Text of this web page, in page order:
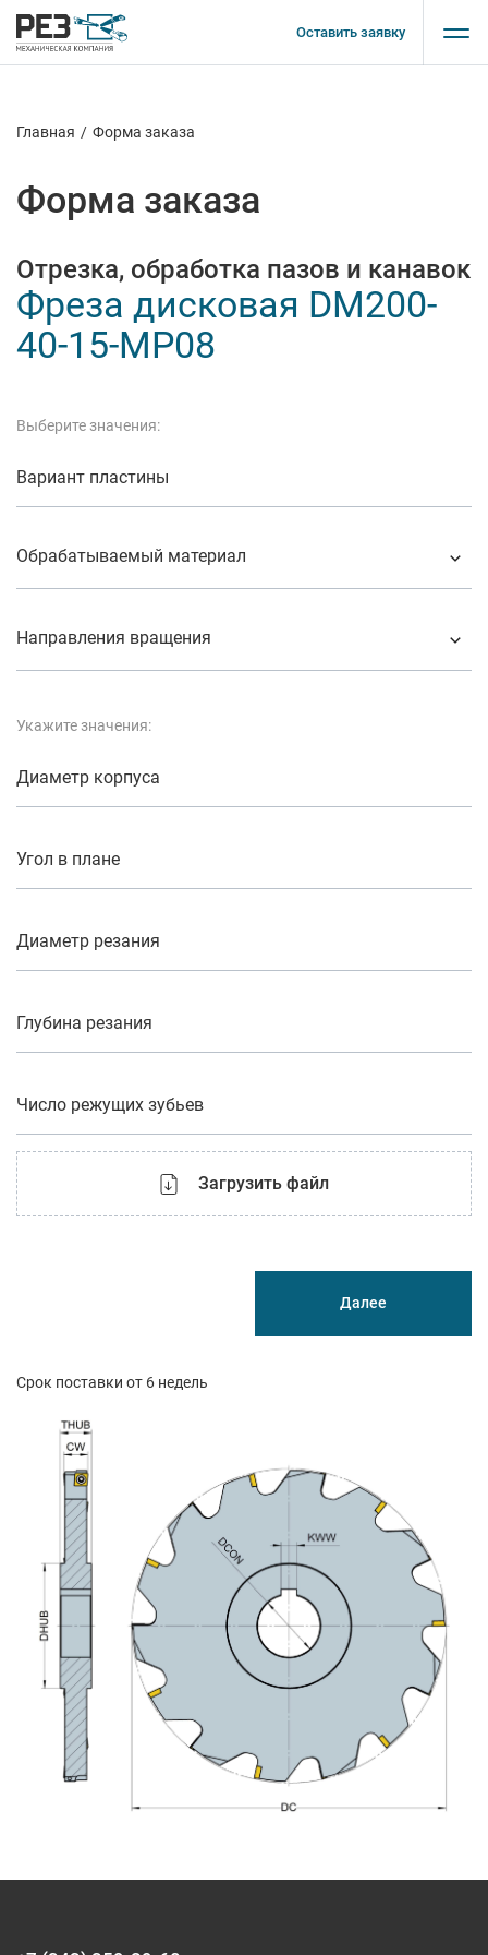
Оставить заявку
Главная / Форма заказа
Форма заказа
Срок поставки от 6 недель
Отрезка, обработка пазов и канавок
Фреза дисковая DM200-
40-15-MP08
Выберите значения:
Вариант пластины
Обрабатываемый материал
Направления вращения
Укажите значения:
Диаметр корпуса
Угол в плане
Диаметр резания
Глубина резания
Число режущих зубьев
Загрузить файл
Далее